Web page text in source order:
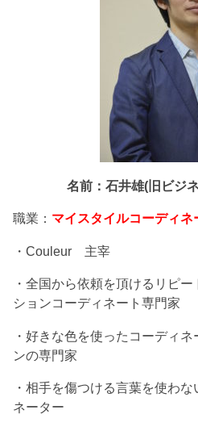
名前：石井雄(旧ビジ
職業： マイスタイルコーディネ
・Couleur 主宰
・全国から依頼を頂けるリピ
ションコーディネート専門家
・好きな色を使ったコーディ
ンの専門家
・相手を傷つける言葉を使わ
ネーター